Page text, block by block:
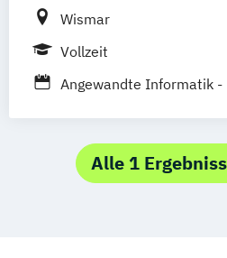
Wismar
Vollzeit
Angewandte Informatik -
Alle 1